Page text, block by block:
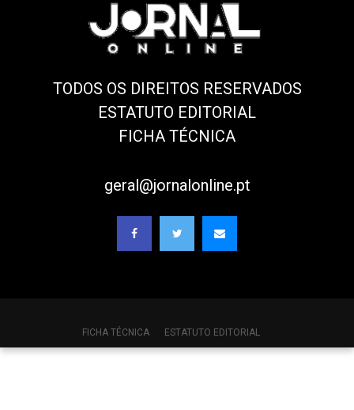
TODOS OS DIREITOS RESERVADOS
ESTATUTO EDITORIAL
FICHA TÉCNICA
geral@jornalonline.pt
FICHA TÉCNICA ESTATUTO EDITORIAL